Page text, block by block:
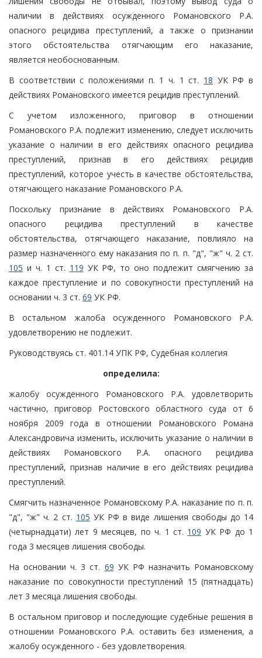
наличии в действиях осужденного Романовского Р.А.
опасного рецидива преступлений, а также о признании
этого обстоятельства отягчающим его наказание,
является необоснованным.
В соответствии с положениями п. 1 ч. 1 ст. 18 УК РФ в
действиях Романовского имеется рецидив преступлений.
С учетом изложенного, приговор в отношении
Романовского Р.А. подлежит изменению, следует исключить
указание о наличии в его действиях опасного рецидива
преступлений, признав в его действиях рецидив
преступлений, которое учесть в качестве обстоятельства,
отягчающего наказание Романовского Р.А.
Поскольку признание в действиях Романовского Р.А.
опасного рецидива преступлений в качестве
обстоятельства, отягчающего наказание, повлияло на
размер назначенного ему наказания по п. п. "д", "ж" ч. 2 ст.
105 и ч. 1 ст. 119 УК РФ, то оно подлежит смягчению за
каждое преступление и по совокупности преступлений на
основании ч. 3 ст. 69 УК РФ.
В остальном жалоба осужденного Романовского Р.А.
удовлетворению не подлежит.
Руководствуясь ст. 401.14 УПК РФ, Судебная коллегия
определила:
жалобу осужденного Романовского Р.А. удовлетворить
частично, приговор Ростовского областного суда от 6
ноября 2009 года в отношении Романовского Романа
Александровича изменить, исключить указание о наличии в
действиях Романовского Р.А. опасного рецидива
преступлений, признав наличие в его действиях рецидива
преступлений.
Смягчить назначенное Романовскому Р.А. наказание по п. п.
"д", "ж" ч. 2 ст. 105 УК РФ в виде лишения свободы до 14
(четырнадцати) лет 9 месяцев, по ч. 1 ст. 109 УК РФ до 1
года 3 месяцев лишения свободы.
На основании ч. 3 ст. 69 УК РФ назначить Романовскому
наказание по совокупности преступлений 15 (пятнадцать)
лет 3 месяца лишения свободы.
В остальном приговор и последующие судебные решения в
отношении Романовского Р.А. оставить без изменения, а
жалобу осужденного - без удовлетворения.